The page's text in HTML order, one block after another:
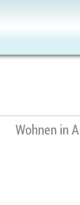
Wohnen in